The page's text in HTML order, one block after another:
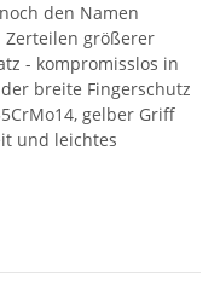
den Namen
Zerteilen größerer
- kompromisslos in
breite Fingerschutz
gelber Griff
und leichtes